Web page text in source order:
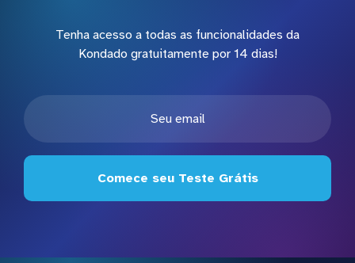
Tenha acesso a todas as funcionalidades da
Kondado gratuitamente por 14 dias!
Comece seu Teste Grátis